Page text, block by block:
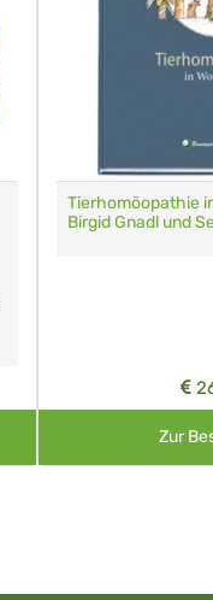
Tierhomöopathie
Birgid Gnadl und
Zur